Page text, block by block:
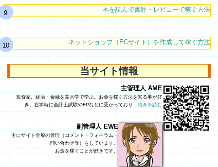
本を読んで書評・レビューで稼ぐ方法
ネットショップ（ECサイト）を作成して稼ぐ方法
当サイト情報
主管理人 AME
投資家。経済・金融を某大学で学ぶ。お金を稼ぐ方法を知る事が好
き。在学時に会計士試験やFPなどに受かっており…続きを読む
副管理人 EWE
主にサイト全般の管理（コメント・フォーラム・
問い合わせ等）をしています。
お金を稼ぐことが好きです。